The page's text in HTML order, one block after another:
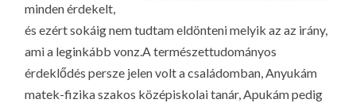
minden érdekelt,
és ezért sokáig nem tudtam eldönteni melyik az az irány,
ami a leginkább vonz.A természettudományos
érdeklődés persze jelen volt a családomban, Anyukám
matek-fizika szakos középiskolai tanár, Apukám pedig